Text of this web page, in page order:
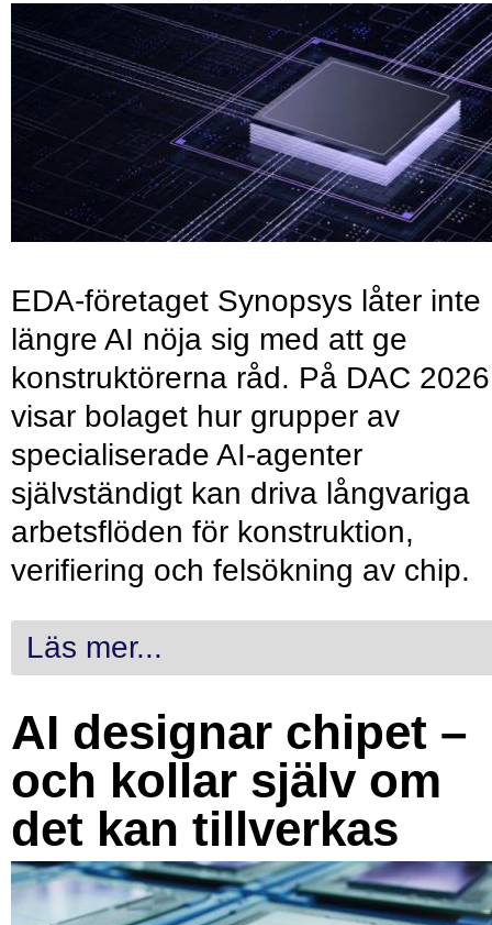
EDA-företaget Synopsys låter inte
längre AI nöja sig med att ge
konstruktörerna råd. På DAC 2026
visar bolaget hur grupper av
specialiserade AI-agenter
självständigt kan driva långvariga
arbetsflöden för konstruktion,
verifiering och felsökning av chip.
Läs mer...
AI designar chipet –
och kollar själv om
det kan tillverkas